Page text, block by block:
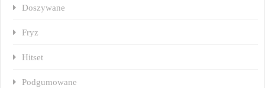
Doszywane
Fryz
Hitset
Podgumowane